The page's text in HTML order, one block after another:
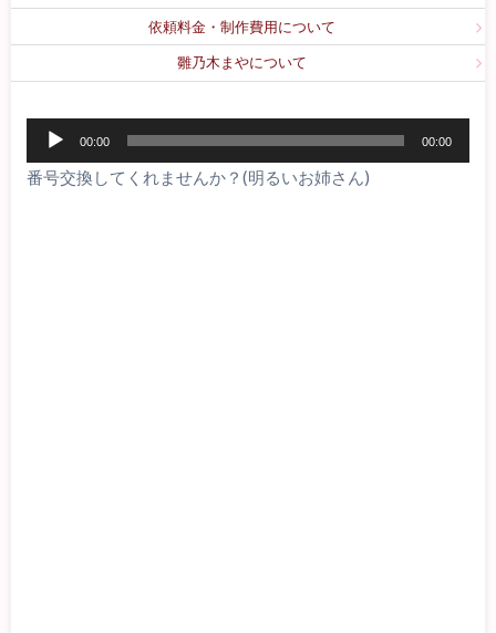
依頼料金・制作費用について
雛乃木まやについて
プ
00:00 00:00
番号交換してくれませんか？(明るいお姉さん)